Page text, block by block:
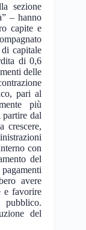
sezione
– hanno
capite e
capitale
di 0,6
delle
pari al
più
partire dal
crescere,
con
del
avere
e favorire
pubblico.
del